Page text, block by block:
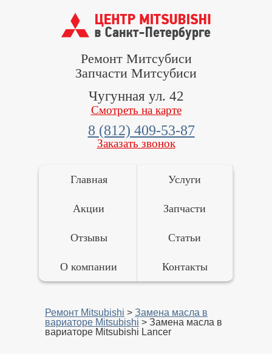
Ремонт Митсубиси
Запчасти Митсубиси
Чугунная ул. 42
Смотреть на карте
8 (812) 409-53-87
Заказать звонок
Главная
Акции
Услуги
Запчасти
Отзывы Статьи
О компании Контакты
Ремонт Mitsubishi > Замена масла в
вариаторе Mitsubishi > Замена масла в
вариаторе Mitsubishi Lancer